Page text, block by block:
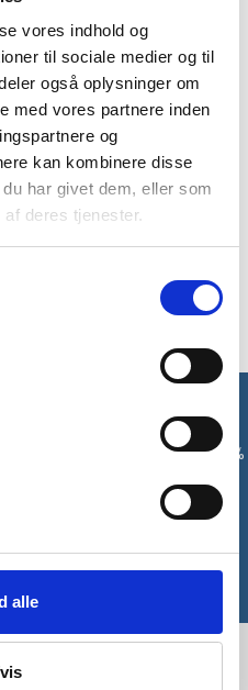
vores indhold og
til sociale medier og til
også oplysninger om
med vores partnere inden
og
kan kombinere disse
har givet dem, eller som
deres tjenester.
alle
INFORMATION
FAQ
er til dig, som gerne vil
på tur. Den har en god
Så hvis du kommer
melde sig, så tørrer den
samt strikket rib krave. Der
med det samme en 10%